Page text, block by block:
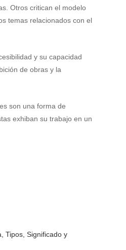
Otros critican el modelo
temas relacionados con el
y su capacidad
de obras y la
son una forma de
exhiban su trabajo en un
Tipos, Significado y